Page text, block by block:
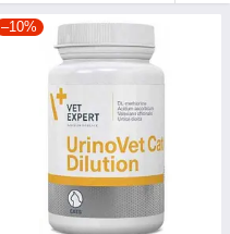
–10%